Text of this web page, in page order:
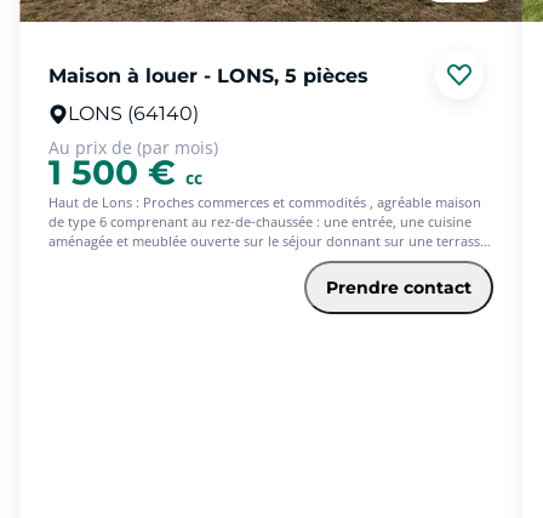
Maison à louer - LONS, 5 pièces
LONS (64140)
Au prix de (par mois)
1 500 € cc
Haut de Lons : Proches commerces et commodités , agréable maison
de type 6 comprenant au rez-de-chaussée : une entrée, une cuisine
aménagée et meublée ouverte sur le séjour donnant sur une terrasse
et un jardin clôturé , une chambre parentale avec une salle d'eau et
A l'étage : un dégagement, 4 chambres, une salle de bains et un WC
Prendre contact